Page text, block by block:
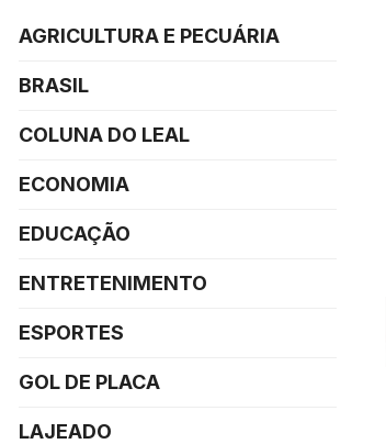
AGRICULTURA E PECUÁRIA
BRASIL
COLUNA DO LEAL
ECONOMIA
EDUCAÇÃO
ENTRETENIMENTO
ESPORTES
GOL DE PLACA
LAJEADO